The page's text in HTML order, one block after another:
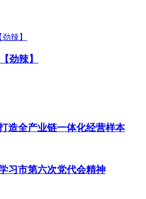
劲辣】
造全产业链一体化经营样本
习市第六次党代会精神